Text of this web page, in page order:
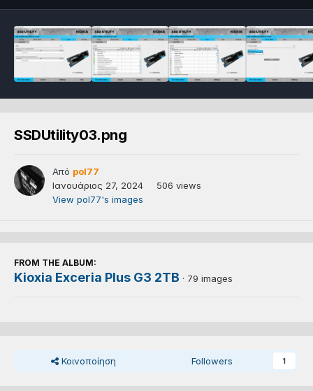
SSDUtility03.png
Από pol77
Ιανουάριος 27, 2024
506 views
View pol77's images
FROM THE ALBUM:
Kioxia Exceria Plus G3 2TB · 79 images
Κοινοποίηση Followers 1